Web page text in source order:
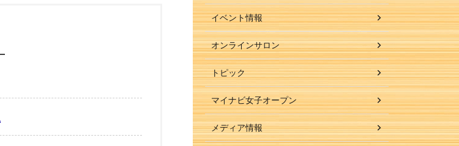
イベント情報
オンラインサロン
トピック
マイナビ女子オープン
メディア情報